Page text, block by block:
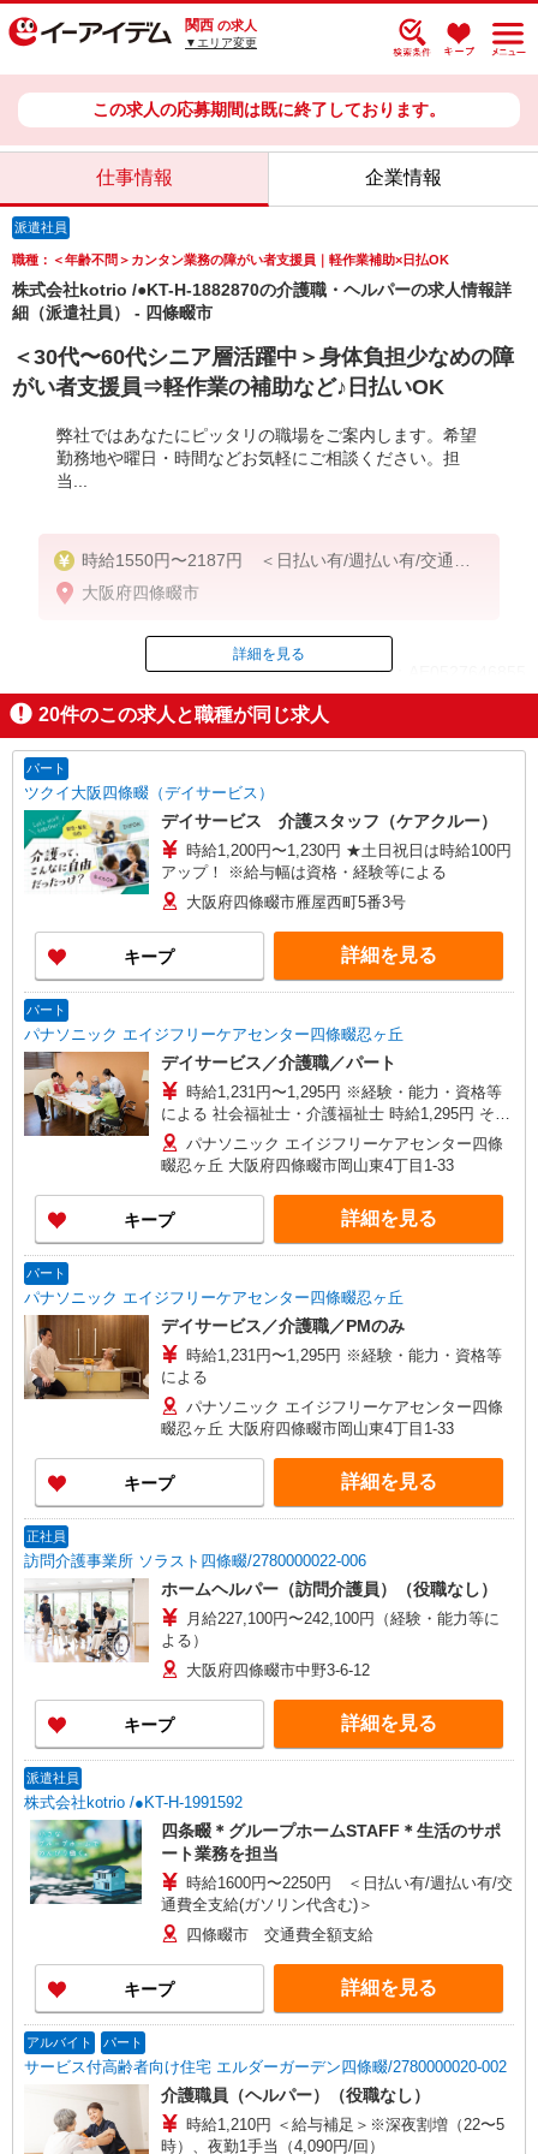
関西 の求人
▼エリア変更
この求人の応募期間は既に終了しております。
仕事情報 企業情報
派遣社員
職種：＜年齢不問＞カンタン業務の障がい者支援員｜軽作業補助×日払OK
株式会社kotrio /●KT-H-1882870の介護職・ヘルパーの求人情報詳
細（派遣社員） - 四條畷市
＜30代〜60代シニア層活躍中＞身体負担少なめの障
がい者支援員⇒軽作業の補助など♪日払いOK
弊社ではあなたにピッタリの職場をご案内します。希望
勤務地や曜日・時間などお気軽にご相談ください。担
当...
時給1550円〜2187円 ＜日払い有/週払い有/交通費
全支給(ガソリン代含む)＞
大阪府四條畷市
ID：AE0527646855
掲載期間終了
詳細を見る
20件のこの求人と職種が同じ求人
パート
ツクイ大阪四條畷（デイサービス）
デイサービス 介護スタッフ（ケアクルー）
時給1,200円〜1,230円 ★土日祝日は時給100円
アップ！ ※給与幅は資格・経験等による
大阪府四條畷市雁屋西町5番3号
キープ 詳細を見る
パート
パナソニック エイジフリーケアセンター四條畷忍ヶ丘
デイサービス／介護職／パート
時給1,231円〜1,295円 ※経験・能力・資格等
による 社会福祉士・介護福祉士 時給1,295円 その
他資格 時給1,231円 ※一律処遇改善加算含む 〇時
間外勤務手当 〇土日祝勤務手当 〇無事故無違反表
彰金 〇年末年始勤務手当
パナソニック エイジフリーケアセンター四條
畷忍ヶ丘 大阪府四條畷市岡山東4丁目1-33
キープ 詳細を見る
パート
パナソニック エイジフリーケアセンター四條畷忍ヶ丘
デイサービス／介護職／PMのみ
時給1,231円〜1,295円 ※経験・能力・資格等
による
パナソニック エイジフリーケアセンター四條
畷忍ヶ丘 大阪府四條畷市岡山東4丁目1-33
キープ 詳細を見る
正社員
訪問介護事業所 ソラスト四條畷/2780000022-006
ホームヘルパー（訪問介護員）（役職なし）
月給227,100円〜242,100円（経験・能力等に
よる）
大阪府四條畷市中野3-6-12
キープ 詳細を見る
派遣社員
株式会社kotrio /●KT-H-1991592
四条畷＊グループホームSTAFF＊生活のサポ
ート業務を担当
時給1600円〜2250円 ＜日払い有/週払い有/交
通費全支給(ガソリン代含む)＞
四條畷市 交通費全額支給
キープ 詳細を見る
アルバイト パート
サービス付高齢者向け住宅 エルダーガーデン四條畷/2780000020-002
介護職員（ヘルパー）（役職なし）
時給1,210円 ＜給与補足＞※深夜割増（22〜5
時）、夜勤1手当（4,090円/回）